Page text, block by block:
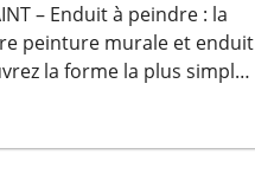
– Enduit à peindre : la
peinture murale et enduit
la forme la plus simpl…